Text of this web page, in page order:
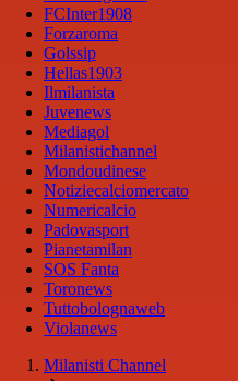
FCInter1908
Forzaroma
Golssip
Hellas1903
Ilmilanista
Juvenews
Mediagol
Milanistichannel
Mondoudinese
Notiziecalciomercato
Numericalcio
Padovasport
Pianetamilan
SOS Fanta
Toronews
Tuttobolognaweb
Violanews
Milanisti Channel